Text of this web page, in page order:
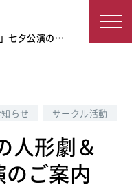
＆遊び部」七
七夕公演の…
らせ サークル活動
人形劇＆
ご案内